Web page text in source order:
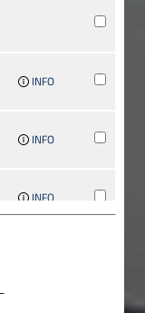
INFO
INFO
INFO